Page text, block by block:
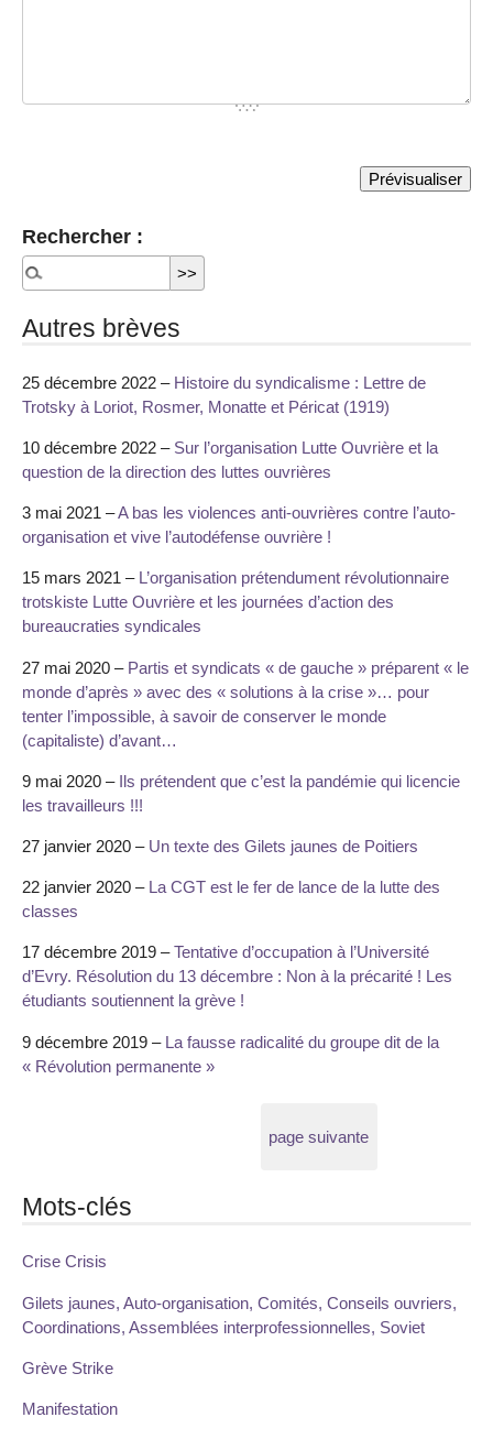
Rechercher :
Autres brèves
25 décembre 2022 – Histoire du syndicalisme : Lettre de
Trotsky à Loriot, Rosmer, Monatte et Péricat (1919)
10 décembre 2022 – Sur l’organisation Lutte Ouvrière et la
question de la direction des luttes ouvrières
3 mai 2021 –A bas les violences anti-ouvrières contre l’auto-
organisation et vive l’autodéfense ouvrière !
15 mars 2021 – L’organisation prétendument révolutionnaire
trotskiste Lutte Ouvrière et les journées d’action des
bureaucraties syndicales
27 mai 2020 – Partis et syndicats « de gauche » préparent « le
monde d’après » avec des « solutions à la crise »… pour
tenter l’impossible, à savoir de conserver le monde
(capitaliste) d’avant…
9 mai 2020 – Ils prétendent que c’est la pandémie qui licencie
les travailleurs !!!
27 janvier 2020 – Un texte des Gilets jaunes de Poitiers
22 janvier 2020 – La CGT est le fer de lance de la lutte des
classes
17 décembre 2019 –Tentative d’occupation à l’Université
d’Evry. Résolution du 13 décembre : Non à la précarité ! Les
étudiants soutiennent la grève !
9 décembre 2019 – La fausse radicalité du groupe dit de la
« Révolution permanente »
page suivante
Mots-clés
Crise Crisis
Gilets jaunes, Auto-organisation, Comités, Conseils ouvriers,
Coordinations, Assemblées interprofessionnelles, Soviet
Grève Strike
Manifestation